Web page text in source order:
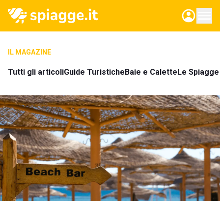
IL MAGAZINE
Tutti gli articoliGuide TuristicheBaie e CaletteLe